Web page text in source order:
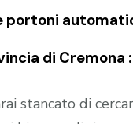
portoni
di Cremona
stancato di